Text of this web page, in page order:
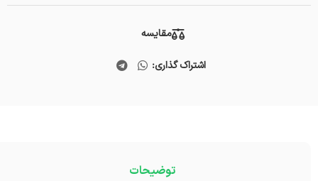
مقایسه
اشتراک گذاری:
توضیحات